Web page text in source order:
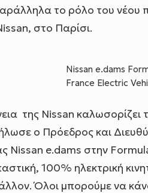
το ρόλο του νέου
στο Παρίσι.
Nissan e.dams
France Electric
της Nissan
ο Πρόεδρος και
Nissan e.dams στην
100% ηλεκτρική
Όλοι μπορούμε να